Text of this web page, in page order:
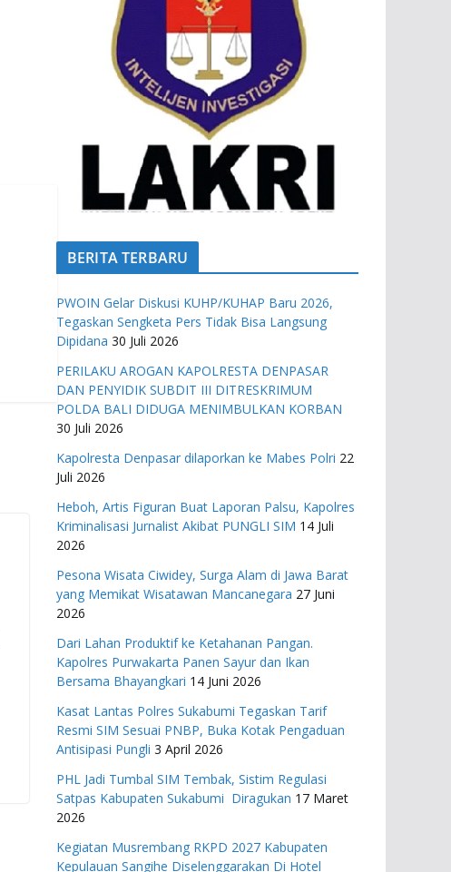
BERITA TERBARU
PWOIN Gelar Diskusi KUHP/KUHAP Baru 2026,
Tegaskan Sengketa Pers Tidak Bisa Langsung
Dipidana 30 Juli 2026
PERILAKU AROGAN KAPOLRESTA DENPASAR
DAN PENYIDIK SUBDIT III DITRESKRIMUM
POLDA BALI DIDUGA MENIMBULKAN KORBAN
30 Juli 2026
Kapolresta Denpasar dilaporkan ke Mabes Polri 22
Juli 2026
Heboh, Artis Figuran Buat Laporan Palsu, Kapolres
Kriminalisasi Jurnalist Akibat PUNGLI SIM 14 Juli
2026
Pesona Wisata Ciwidey, Surga Alam di Jawa Barat
yang Memikat Wisatawan Mancanegara 27 Juni
2026
Dari Lahan Produktif ke Ketahanan Pangan.
Kapolres Purwakarta Panen Sayur dan Ikan
Bersama Bhayangkari 14 Juni 2026
Kasat Lantas Polres Sukabumi Tegaskan Tarif
Resmi SIM Sesuai PNBP, Buka Kotak Pengaduan
Antisipasi Pungli 3 April 2026
PHL Jadi Tumbal SIM Tembak, Sistim Regulasi
Satpas Kabupaten Sukabumi Diragukan 17 Maret
2026
Kegiatan Musrembang RKPD 2027 ​Kabupaten
Kepulauan Sangihe Diselenggarakan Di Hotel